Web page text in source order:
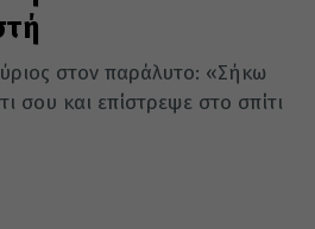
στον παράλυτο: «Σήκω
σου και επίστρεψε στο σπίτι